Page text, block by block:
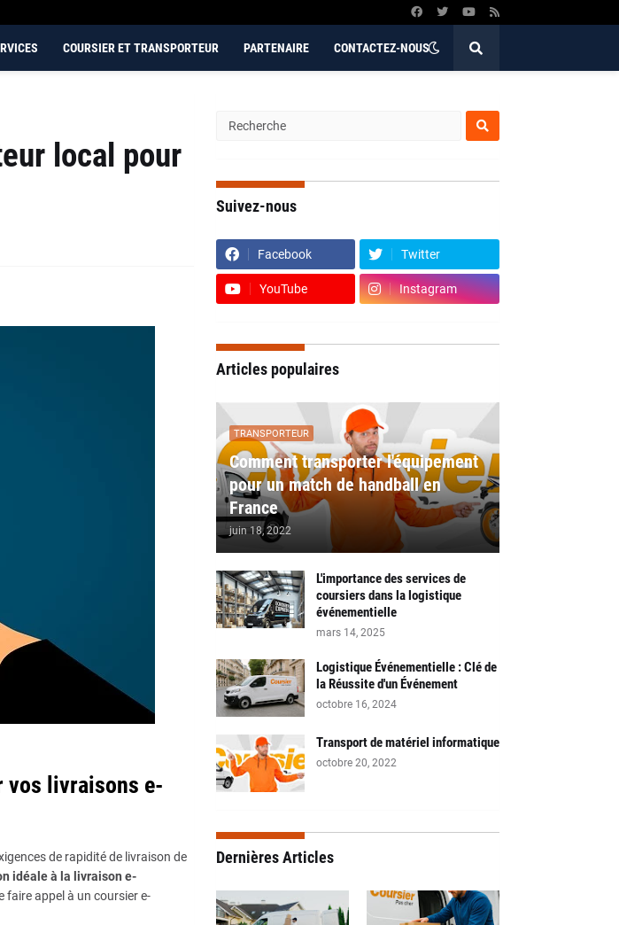
COURSIER ET TRANSPORTEUR PARTENAIRE CONTACTEZ-NOUS
local pour
vos livraisons e-
de rapidité de livraison de
idéale à la livraison e-
faire appel à un coursier e-
Suivez-nous
Facebook Twitter
YouTube Instagram
Articles populaires
TRANSPORTEUR
Comment transporter l'équipement
pour un match de handball en
France
juin 18, 2022
L'importance des services de
coursiers dans la logistique
événementielle
mars 14, 2025
Logistique Événementielle : Clé de
la Réussite d'un Événement
octobre 16, 2024
Transport de matériel informatique
octobre 20, 2022
Dernières Articles